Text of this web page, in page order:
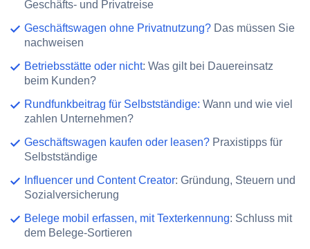
Geschäfts- und Privatreise
Geschäftswagen ohne Privatnutzung? Das müssen Sie
nachweisen
Betriebsstätte oder nicht: Was gilt bei Dauereinsatz
beim Kunden?
Rundfunkbeitrag für Selbstständige: Wann und wie viel
zahlen Unternehmen?
Geschäftswagen kaufen oder leasen? Praxistipps für
Selbstständige
Influencer und Content Creator: Gründung, Steuern und
Sozialversicherung
Belege mobil erfassen, mit Texterkennung: Schluss mit
dem Belege-Sortieren